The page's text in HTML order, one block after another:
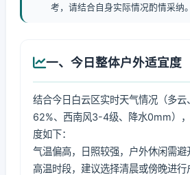
考，请结合自身实际情况酌情采纳。
一、今日整体户外适宜度
结合今日白云区实时天气情况（多
62%、西南风3-4级、降水0mm）
度如下：
气温偏高，日照较强，户外休闲需
高温时段，建议选择清晨或傍晚进